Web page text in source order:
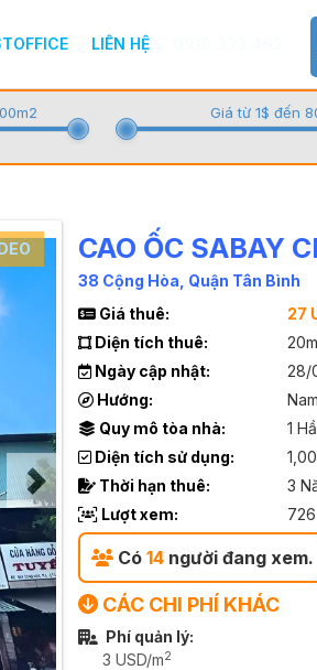
LIÊN HỆ
Giá từ 1$ đến
CAO ỐC SABAY
38 Cộng Hòa, Quận Tân Bình
Giá thuê:
27
Diện tích thuê:
Ngày cập nhật:
28/
Hướng:
Nam
Quy mô tòa nhà:
1
Diện tích sử dụng:
Thời hạn thuê:
3
Lượt xem:
726
Có 14 người đang xem.
CÁC CHI PHÍ KHÁC
Phí quản lý:
3 USD/m2